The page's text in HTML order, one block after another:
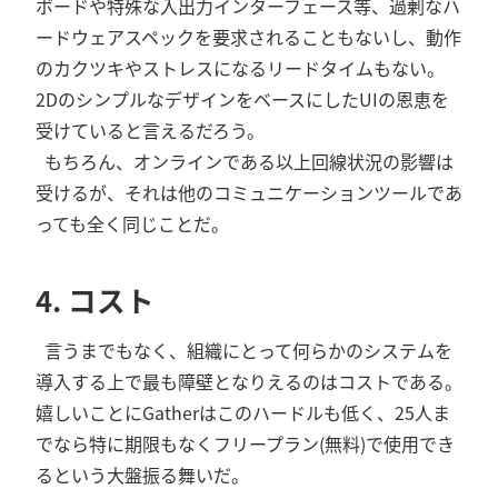
ボードや特殊な入出力インターフェース等、過剰なハ
ードウェアスペックを要求されることもないし、動作
のカクツキやストレスになるリードタイムもない。
2DのシンプルなデザインをベースにしたUIの恩恵を
受けていると言えるだろう。
もちろん、オンラインである以上回線状況の影響は
受けるが、それは他のコミュニケーションツールであ
っても全く同じことだ。
4. コスト
言うまでもなく、組織にとって何らかのシステムを
導入する上で最も障壁となりえるのはコストである。
嬉しいことにGatherはこのハードルも低く、25人ま
でなら特に期限もなくフリープラン(無料)で使用でき
るという大盤振る舞いだ。